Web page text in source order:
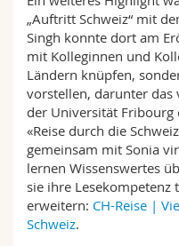
„Auftritt Schweiz“ mit
Singh konnte dort am
mit Kolleginnen und
Ländern knüpfen,
vorstellen, darunter das
der Universität
«Reise durch die
gemeinsam mit Sonia
lernen Wissenswertes
sie ihre
erweitern: CH-Reise |
Schweiz.